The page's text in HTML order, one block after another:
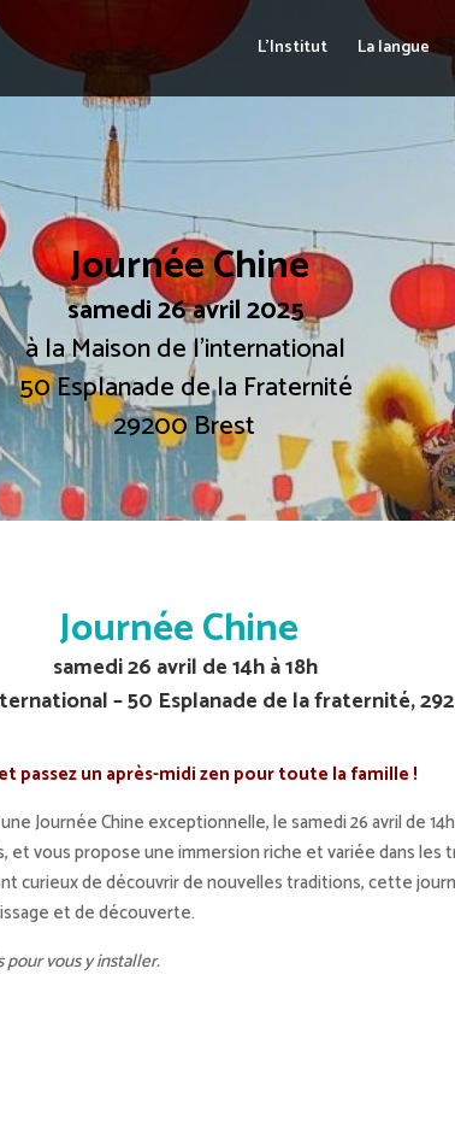
L’Institut La langue
Journée Chine
samedi 26 avril 2025
à la Maison de l’international
50 Esplanade de la Fraternité
29200 Brest
Journée Chine
samedi 26 avril de 14h à 18h
– 50 Esplanade de la fraternité,
passez un après-midi zen pour toute la famille !
Journée Chine exceptionnelle, le samedi 26 avril de
vous propose une immersion riche et variée dans les
curieux de découvrir de nouvelles traditions, cette
et de découverte.
vous y installer.